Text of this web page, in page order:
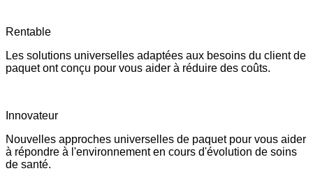
Rentable
Les solutions universelles adaptées aux besoins du client de
paquet ont conçu pour vous aider à réduire des coûts.
Innovateur
Nouvelles approches universelles de paquet pour vous aider
à répondre à l'environnement en cours d'évolution de soins
de santé.